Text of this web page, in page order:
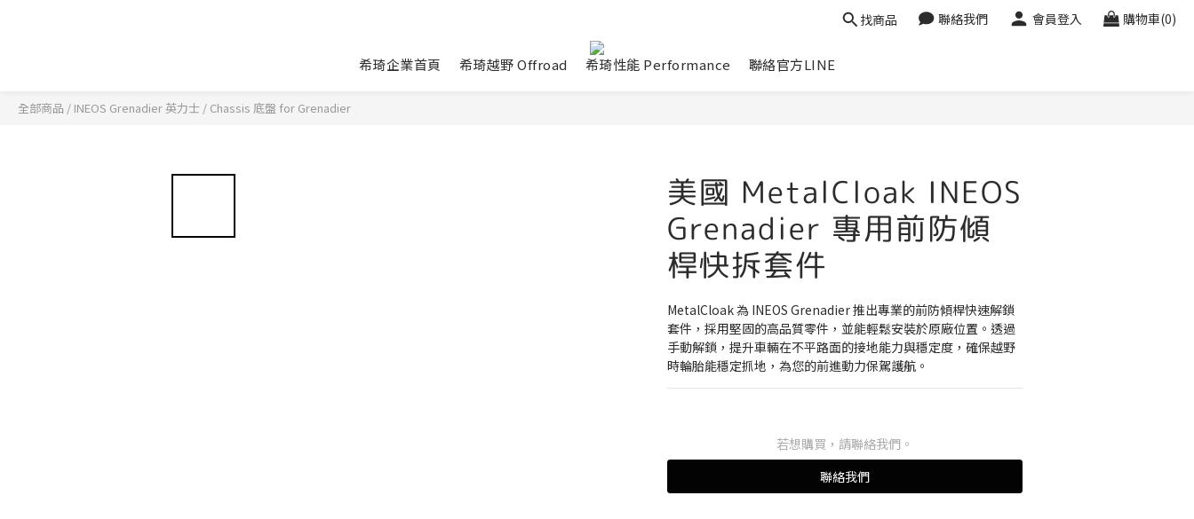
找商品 聯絡我們 會員登入 購物車(0)
希琦企業首頁 希琦越野 Offroad 希琦性能 Performance 聯絡官方LINE
全部商品 / INEOS Grenadier 英力士 / Chassis 底盤 for Grenadier
美國 MetalCloak INEOS
Grenadier 專用前防傾
桿快拆套件
MetalCloak 為 INEOS Grenadier 推出專業的前防傾桿快速解鎖
套件，採用堅固的高品質零件，並能輕鬆安裝於原廠位置。透過
手動解鎖，提升車輛在不平路面的接地能力與穩定度，確保越野
時輪胎能穩定抓地，為您的前進動力保駕護航。
若想購買，請聯絡我們。
聯絡我們